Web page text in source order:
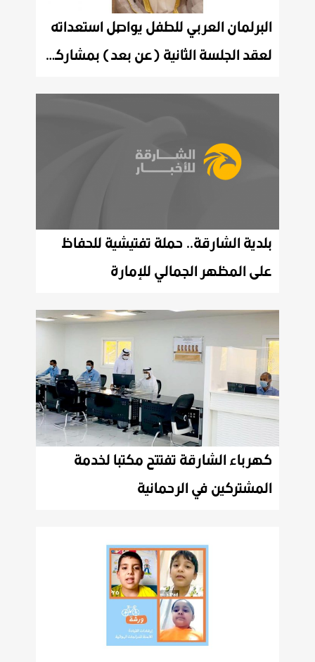
البرلمان العربي للطفل يواصل استعداته
لعقد الجلسة الثانية (عن بعد) بمشاركة الأطفال العرب في شهر يوليو المقبل
بلدية الشارقة.. حملة تفتيشية للحفاظ
على المظهر الجمالي للإمارة
كهرباء الشارقة تفتتح مكتبا لخدمة
المشتركين في الرحمانية